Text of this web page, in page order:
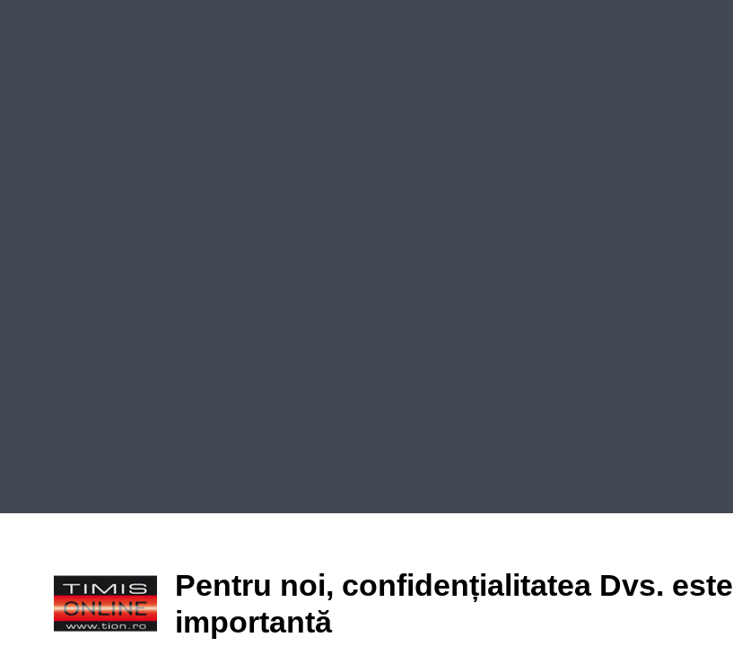
Pentru noi, confidențialitatea Dvs. este
importantă